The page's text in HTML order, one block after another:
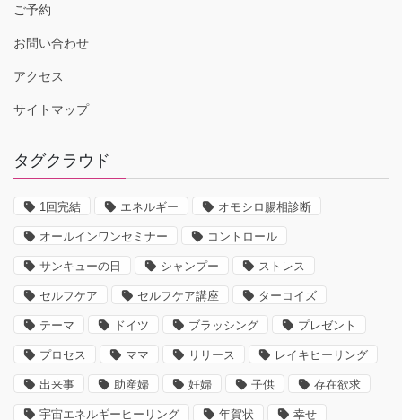
ご予約
お問い合わせ
アクセス
サイトマップ
タグクラウド
1回完結 エネルギー オモシロ腸相診断
オールインワンセミナー コントロール
サンキューの日 シャンプー ストレス
セルフケア セルフケア講座 ターコイズ
テーマ ドイツ ブラッシング プレゼント
プロセス ママ リリース レイキヒーリング
出来事 助産婦 妊婦 子供 存在欲求
宇宙エネルギーヒーリング 年賀状 幸せ